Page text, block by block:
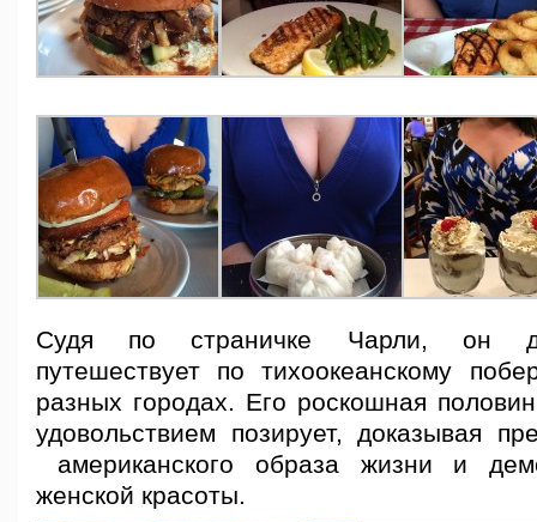
Судя по страничке Чарли, он
путешествует по тихоокеанскому
разных городах. Его роскошная
удовольствием позирует, доказывая
американского образа жизни и
женской красоты.